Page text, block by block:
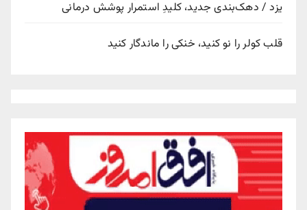
یزد / دهک‌بندی جدید، کلیدِ استمرار پوشش درمانی
قلب کولر را نو کنید، خنکی را ماندگار کنید